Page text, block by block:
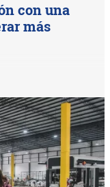
con una
más